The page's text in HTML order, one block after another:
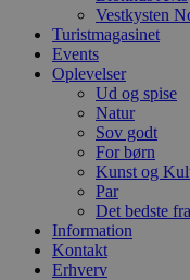
Vestkysten
Turistmagasinet
Events
Oplevelser
Ud og spise
Natur
Sov godt
For børn
Kunst og
Par
Det bedste
Information
Kontakt
Erhverv